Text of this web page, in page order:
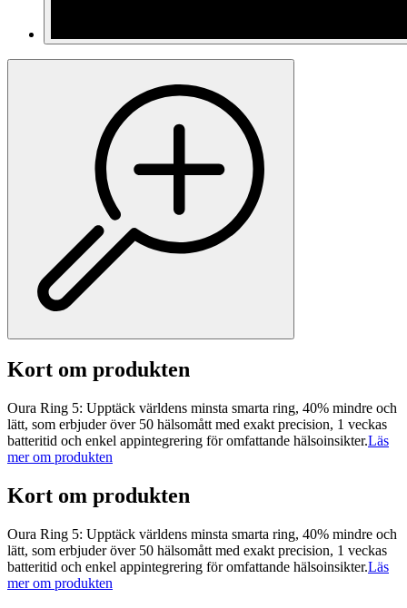
Kort om produkten
Oura Ring 5: Upptäck världens minsta smarta ring, 40% mindre och
lätt, som erbjuder över 50 hälsomått med exakt precision, 1 veckas
batteritid och enkel appintegrering för omfattande hälsoinsikter.Läs
mer om produkten
Kort om produkten
Oura Ring 5: Upptäck världens minsta smarta ring, 40% mindre och
lätt, som erbjuder över 50 hälsomått med exakt precision, 1 veckas
batteritid och enkel appintegrering för omfattande hälsoinsikter.Läs
mer om produkten